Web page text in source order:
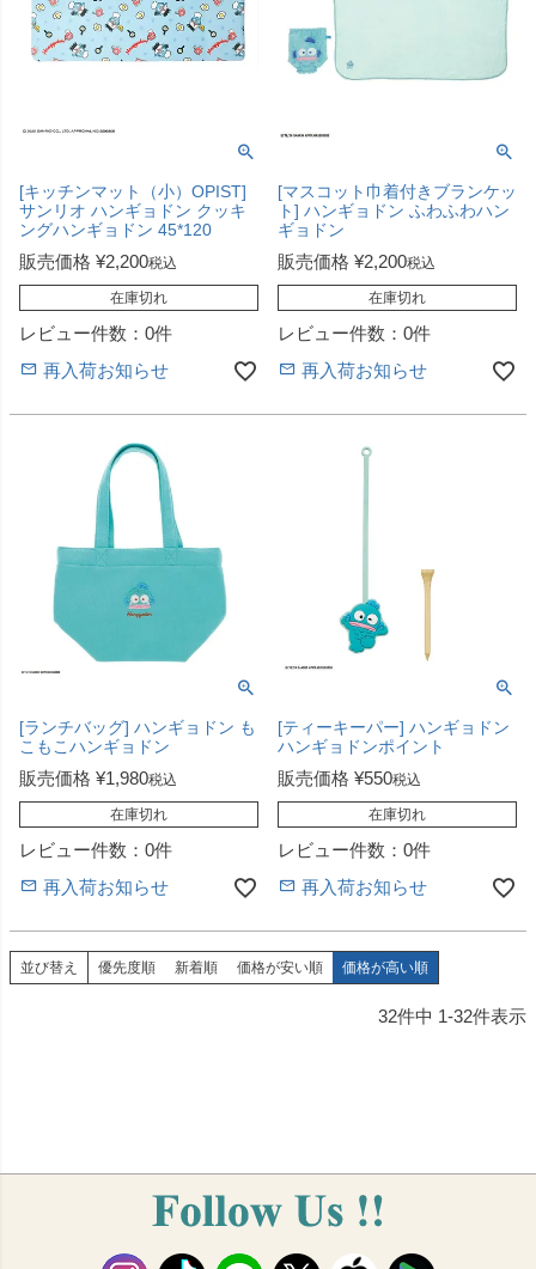
[キッチンマット（小）OPIST]
サンリオ ハンギョドン クッキ
ングハンギョドン 45*120
販売価格 ¥2,200税込
在庫切れ
レビュー件数：0件
再入荷お知らせ
[マスコット巾着付きブランケッ
ト] ハンギョドン ふわふわハン
ギョドン
販売価格 ¥2,200税込
在庫切れ
レビュー件数：0件
再入荷お知らせ
[ランチバッグ] ハンギョドン も
こもこハンギョドン
販売価格 ¥1,980税込
在庫切れ
レビュー件数：0件
再入荷お知らせ
[ティーキーパー] ハンギョドン
ハンギョドンポイント
販売価格 ¥550税込
在庫切れ
レビュー件数：0件
再入荷お知らせ
並び替え 優先度順 新着順 価格が安い順 価格が高い順
32件中 1-32件表示